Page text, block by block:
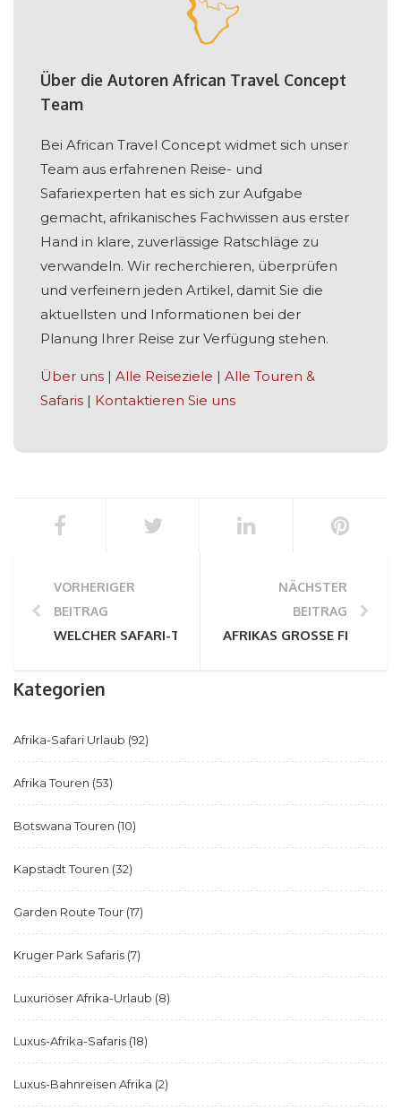
Über die Autoren African Travel Concept
Team
Bei African Travel Concept widmet sich unser
Team aus erfahrenen Reise- und
Safariexperten hat es sich zur Aufgabe
gemacht, afrikanisches Fachwissen aus erster
Hand in klare, zuverlässige Ratschläge zu
verwandeln. Wir recherchieren, überprüfen
und verfeinern jeden Artikel, damit Sie die
aktuellsten und Informationen bei der
Planung Ihrer Reise zur Verfügung stehen.
Über uns | Alle Reiseziele | Alle Touren &
Safaris | Kontaktieren Sie uns
VORHERIGER
BEITRAG
WELCHER SAFARI-TYP BIST DU?
NÄCHSTER
BEITRAG
AFRIKAS GROSSE FLÜSSE
Kategorien
Afrika-Safari Urlaub (92)
Afrika Touren (53)
Botswana Touren (10)
Kapstadt Touren (32)
Garden Route Tour (17)
Kruger Park Safaris (7)
Luxuriöser Afrika-Urlaub (8)
Luxus-Afrika-Safaris (18)
Luxus-Bahnreisen Afrika (2)